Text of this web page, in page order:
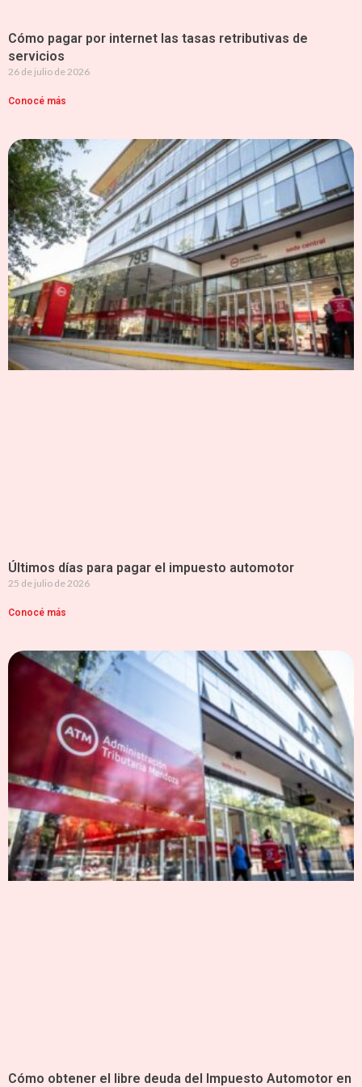
Cómo pagar por internet las tasas retributivas de
servicios
26 de julio de 2026
Conocé más
Últimos días para pagar el impuesto automotor
25 de julio de 2026
Conocé más
Cómo obtener el libre deuda del Impuesto Automotor en